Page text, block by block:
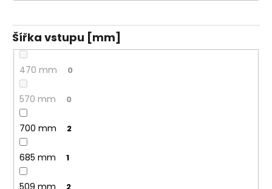
Šířka vstupu [mm]
470 mm 0
570 mm 0
700 mm 2
685 mm 1